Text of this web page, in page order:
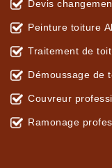
Devis
Peinture toiture
Traitement de
Démoussage de
Couvreur
Ramonage